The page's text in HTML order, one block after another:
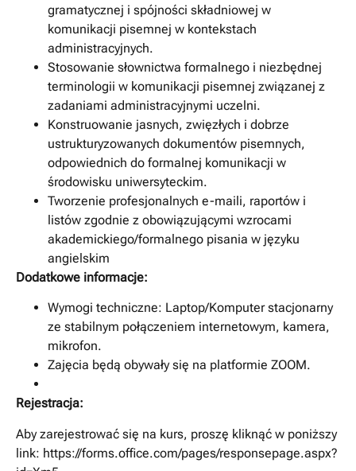
gramatycznej i spójności składniowej w
komunikacji pisemnej w kontekstach
administracyjnych.
Stosowanie słownictwa formalnego i niezbędnej
terminologii w komunikacji pisemnej związanej z
zadaniami administracyjnymi uczelni.
Konstruowanie jasnych, zwięzłych i dobrze
ustrukturyzowanych dokumentów pisemnych,
odpowiednich do formalnej komunikacji w
środowisku uniwersyteckim.
Tworzenie profesjonalnych e-maili, raportów i
listów zgodnie z obowiązującymi wzrocami
akademickiego/formalnego pisania w języku
angielskim
Dodatkowe informacje:
Wymogi techniczne: Laptop/Komputer stacjonarny
ze stabilnym połączeniem internetowym, kamera,
mikrofon.
Zajęcia będą obywały się na platformie ZOOM.
Rejestracja:
Aby zarejestrować się na kurs, proszę kliknąć w poniższy
link: https://forms.office.com/pages/responsepage.aspx?